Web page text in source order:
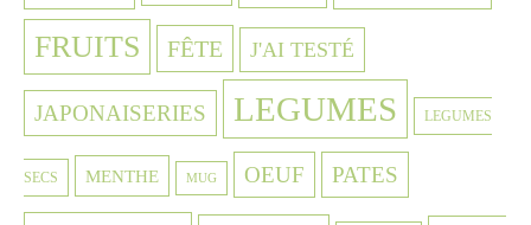
FRUITS FÊTE J'AI TESTÉ
JAPONAISERIES LEGUMES LEGUMES
SECS MENTHE MUG OEUF PATES